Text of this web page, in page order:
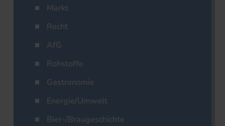
Markt
Recht
AfG
Rohstoffe
Gastronomie
Energie/Umwelt
Bier-/Braugeschichte